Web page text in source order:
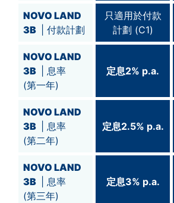
NOVO LAND
3B
| 付款計劃
只適用於付款
計劃 (C1)
NOVO LAND
3B
| 息率
(第一年)
定息2% p.a.
NOVO LAND
3B
| 息率
(第二年)
定息2.5% p.a.
NOVO LAND
3B
| 息率
(第三年)
定息3% p.a.